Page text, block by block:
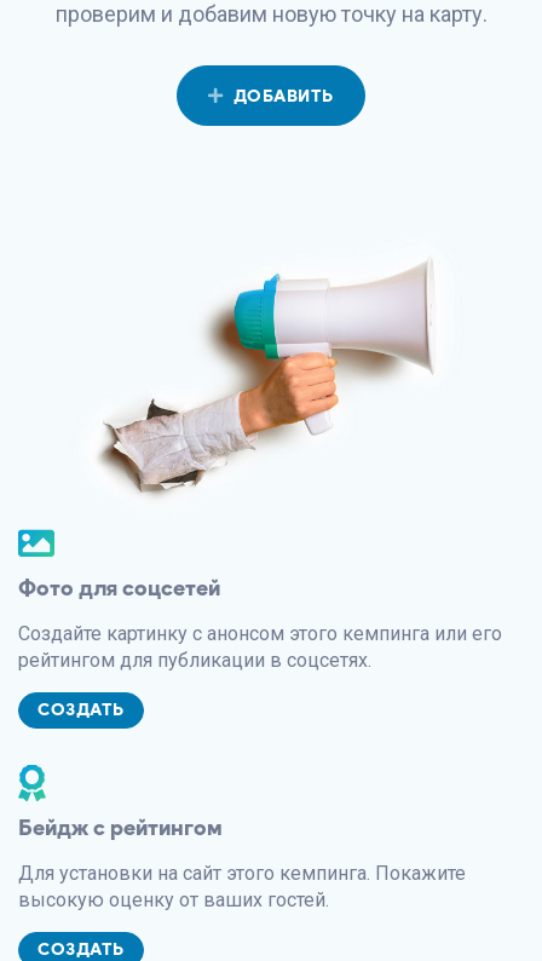
проверим и добавим новую точку на карту.
ДОБАВИТЬ
Фото для соцсетей
Создайте картинку с анонсом этого кемпинга или его
рейтингом для публикации в соцсетях.
СОЗДАТЬ
Бейдж с рейтингом
Для установки на сайт этого кемпинга. Покажите
высокую оценку от ваших гостей.
СОЗДАТЬ